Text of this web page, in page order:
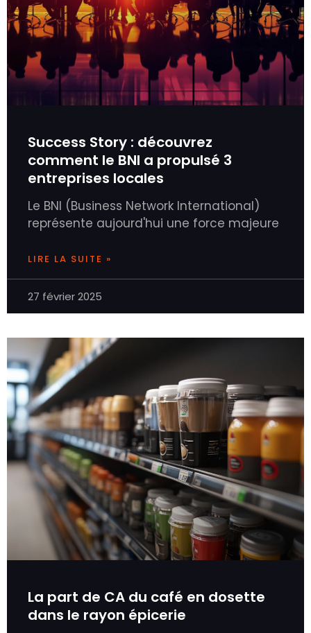
Success Story : découvrez
comment le BNI a propulsé 3
entreprises locales
Le BNI (Business Network International)
représente aujourd'hui une force majeure
LIRE LA SUITE »
27 février 2025
La part de CA du café en dosette
dans le rayon épicerie